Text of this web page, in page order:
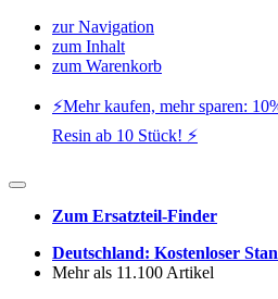
zur Navigation
zum Inhalt
zum Warenkorb
⚡️Mehr kaufen, mehr sparen:
Resin ab 10 Stück! ⚡️
Zum Ersatzteil-Finder
Deutschland: Kostenloser
Mehr als 11.100 Artikel